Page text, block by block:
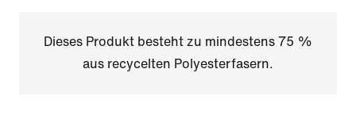
Dieses Produkt besteht zu mindestens 75 %
aus recycelten Polyesterfasern.